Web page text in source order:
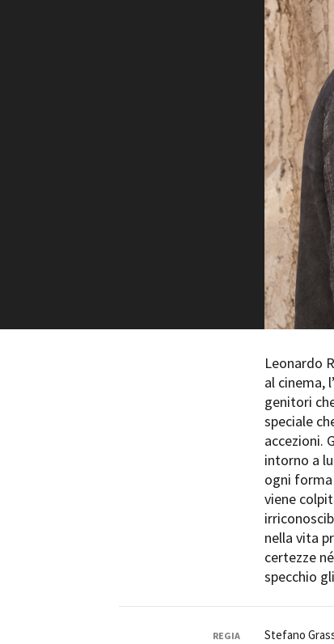
Amministrazione
Bandi e gare
Sostenibilità
Servizi generali
Location scouting
Spazi nella sede FCTP
Sala Casting
Sala Paolo Tenna
FILM FUNDS
Piemonte Film Tv
Piemonte Film Tv
Piemonte Doc Film
Short Film Fund
Amministrazione
Leonardo
al cinema,
genitori
speciale
accezioni.
intorno a
ogni
viene
nella vita
certezze
specchio
REGIA Stefano